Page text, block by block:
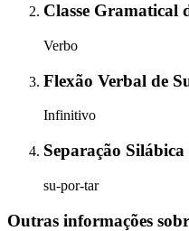
Classe Gramatical
Verbo
Flexão Verbal de
Infinitivo
Separação Silábica
su-por-tar
Outras informações